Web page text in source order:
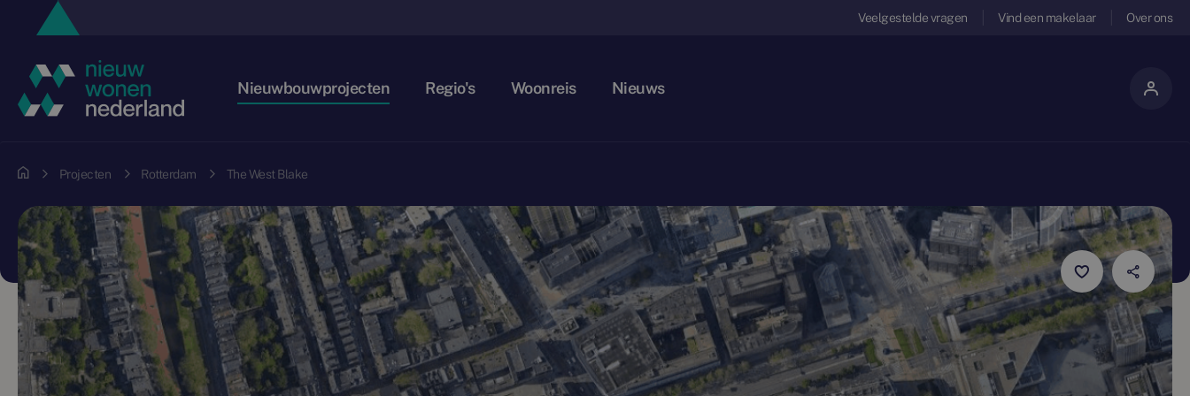
Veelgestelde vragen Vind een makelaar Over ons
Nieuwbouwprojecten Regio's Woonreis Nieuws
Projecten Rotterdam The West Blake